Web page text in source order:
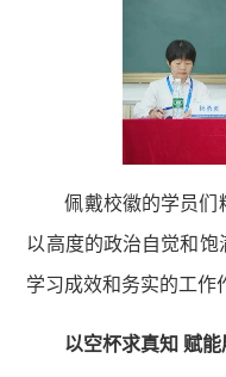
佩戴校徽的学员们
以高度的政治自觉和
学习成效和务实的工作
以空杯求真知 赋